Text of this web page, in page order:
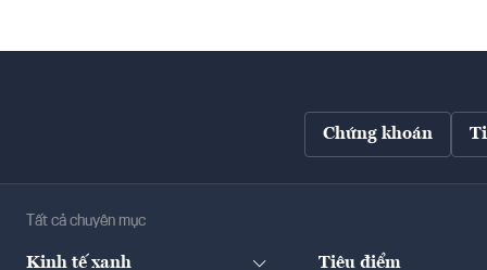
Chứng khoán
Tất cả chuyên mục
Kinh tế xanh Tiêu điểm